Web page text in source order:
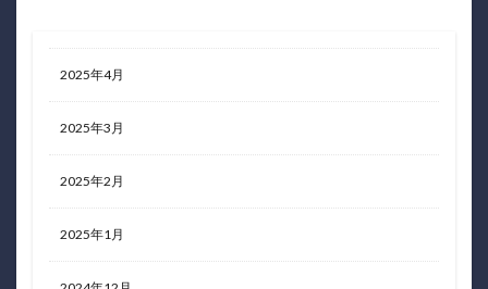
2025年4月
2025年3月
2025年2月
2025年1月